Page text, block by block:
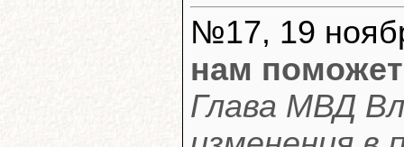
№17, 19
нам поможет
Глава МВД